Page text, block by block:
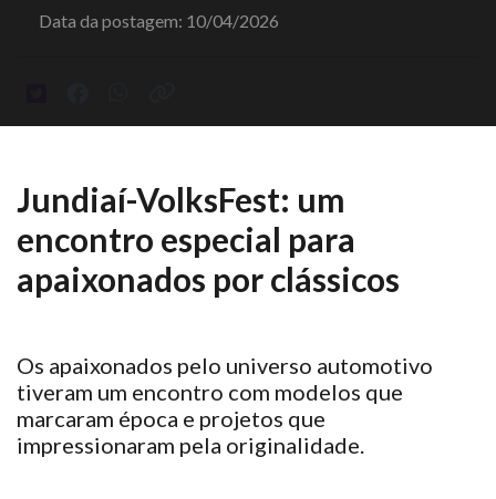
Data da postagem: 10/04/2026
Jundiaí-VolksFest: um
encontro especial para
apaixonados por clássicos
Os apaixonados pelo universo automotivo
tiveram um encontro com modelos que
marcaram época e projetos que
impressionaram pela originalidade.